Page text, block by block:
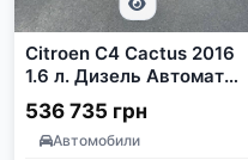
Citroen C4 Cactus 2016
1.6 л. Дизель Автомат
Сірий
536 735 грн
Автомобили